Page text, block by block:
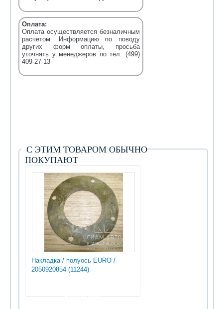
Оплата:
Оплата осуществляется безналичным
расчетом. Информацию по поводу
других форм оплаты, просьба
уточнять у менеджеров по тел. (499)
409-27-13
С ЭТИМ ТОВАРОМ ОБЫЧНО
ПОКУПАЮТ
Накладка / полуось EURO /
2050920854 (11244)
810.00 руб